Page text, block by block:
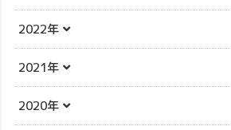
2022年
2021年
2020年